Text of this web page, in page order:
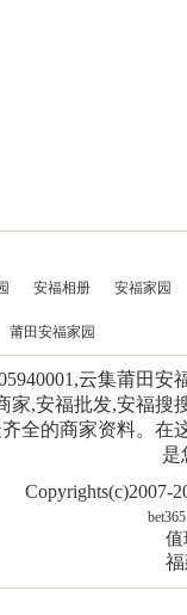
安福相册 安福家园
莆田安福家园
云集莆田
家,安福批发,安福
全的商家资料。
是
Copyrights(c)2007-
bet365
值